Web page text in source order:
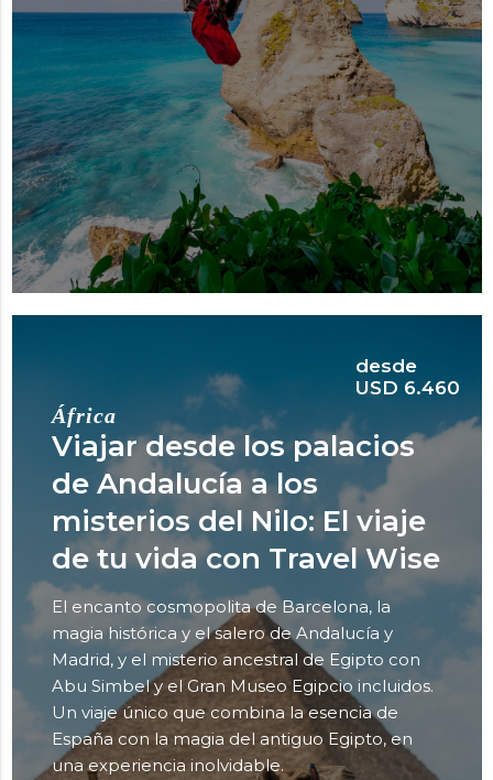
desde
USD 6.460
África
Viajar desde los palacios
de Andalucía a los
misterios del Nilo: El viaje
de tu vida con Travel Wise
El encanto cosmopolita de Barcelona, la
magia histórica y el salero de Andalucía y
Madrid, y el misterio ancestral de Egipto con
Abu Simbel y el Gran Museo Egipcio incluidos.
Un viaje único que combina la esencia de
España con la magia del antiguo Egipto, en
una experiencia inolvidable.